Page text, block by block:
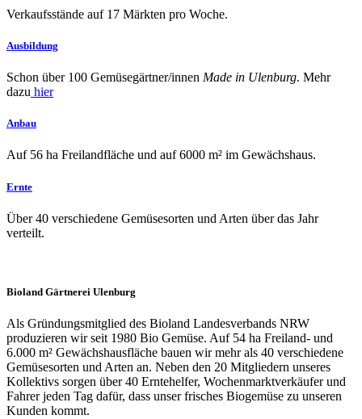
Verkaufsstände auf 17 Märkten pro Woche.
Ausbildung
Schon über 100 Gemüsegärtner/innen Made in Ulenburg. Mehr
dazu hier
Anbau
Auf 56 ha Freilandfläche und auf 6000 m² im Gewächshaus.
Ernte
Über 40 verschiedene Gemüsesorten und Arten über das Jahr
verteilt.
Bioland Gärtnerei Ulenburg
Als Gründungsmitglied des Bioland Landesverbands NRW
produzieren wir seit 1980 Bio Gemüse. Auf 54 ha Freiland- und
6.000 m² Gewächshausfläche bauen wir mehr als 40 verschiedene
Gemüsesorten und Arten an. Neben den 20 Mitgliedern unseres
Kollektivs sorgen über 40 Erntehelfer, Wochenmarktverkäufer und
Fahrer jeden Tag dafür, dass unser frisches Biogemüse zu unseren
Kunden kommt.